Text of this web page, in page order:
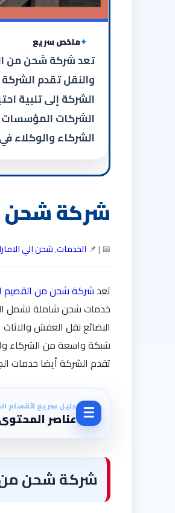
ملخص سريع
تعد شركة شحن من
والنقل تقدم
الشركة إلى تلبية
الشركات
الشركاء والوكلاء
شركة شحن
📅 | 📌 الخدمات,شحن الي
تعد شركة شحن من القصيم
خدمات شحن شاملة تشمل
البضائع نقل العفش
شبكة واسعة من الشركاء
تقدم الشركة أيضا خدمات
☰ دليل سريع لأقسام
عناصر
شركة شحن من